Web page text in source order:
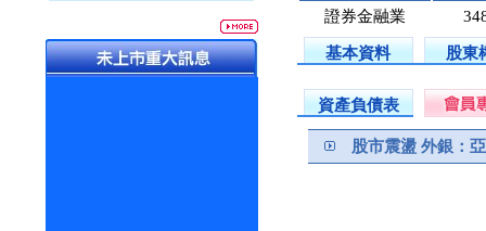
證券金融業
基本資料 股東
資產負債表
股市震盪 外銀：